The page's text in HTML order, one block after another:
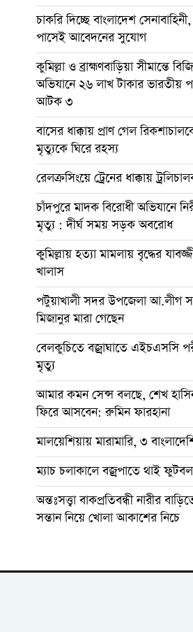
চাকরি দিচ্ছে বাংলাদেশ
পাসেই আবেদনের সুযোগ
কুমিল্লা ও ব্রাহ্মণবাড়িয়া সীমান্তে
অভিযানে ২৬ লাখ টাকার ভারতীয়
আটক ৩
বাসের ধাক্কায় প্রাণ গেল
মৃত্যুকে ঘিরে রহস্য
রেলক্রসিংয়ে ট্রেনের ধাক্কায়
চাঁদপুরে মাদক বিরোধী অভিযানে
মৃত্যু : দীর্ঘ সময় সড়ক অবরোধ
কুমিল্লায় হত্যা মামলায় বৃদ্ধের
খালাস
পটুয়াখালী সদর উপজেলা আ.লীগ
মিজানুর মারা গেছেন
বেলকুচিতে বজ্রাঘাতে এইচএসসি
মৃত্যু
আমার কমন সেন্স বলছে, শেখ
ফিরে আসবেন: রুমিন ফারহানা
মালয়েশিয়ায় মারামারি, ৩
ম্যাচ চলাকালে বজ্রপাতে থাই
অন্তঃসত্ত্বা বাকপ্রতিবন্ধী নারীর
সন্তান নিয়ে খোলা আকাশের নিচে